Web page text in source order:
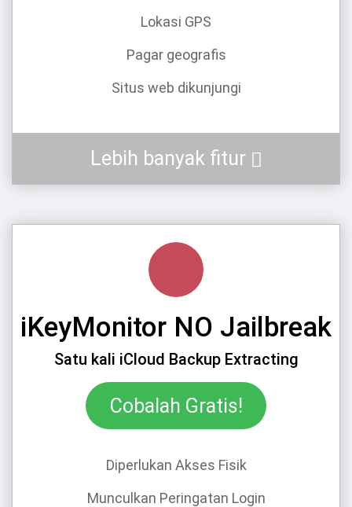
Lokasi GPS
Pagar geografis
Situs web dikunjungi
Lebih banyak fitur
iKeyMonitor NO Jailbreak
Satu kali iCloud Backup Extracting
Cobalah Gratis!
Diperlukan Akses Fisik
Munculkan Peringatan Login